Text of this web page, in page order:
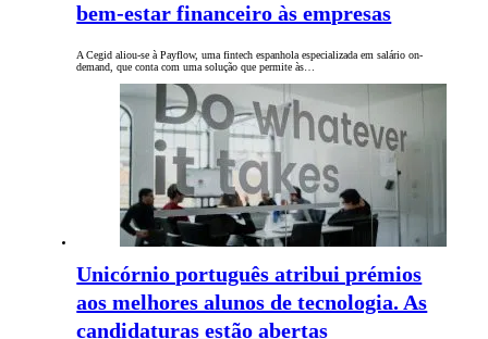
bem-estar financeiro às empresas
A Cegid aliou-se à Payflow, uma fintech espanhola especializada em salário on-
demand, que conta com uma solução que permite às…
Unicórnio português atribui prémios
aos melhores alunos de tecnologia. As
candidaturas estão abertas